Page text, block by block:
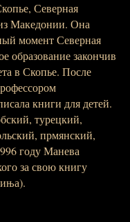
Северная
Македонии. Она
момент Северная
образование закончив
в Скопье. После
книги для детей.
турецкий,
прмянский,
году Манева
за свою книгу